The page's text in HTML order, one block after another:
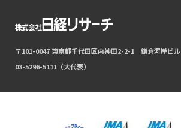
〒101-0047 東京都千代田区内神田2-2-1 鎌倉河岸ビル
03-5296-5111（大代表）